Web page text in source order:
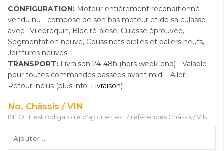
CONFIGURATION: Moteur entièrement reconditionné
vendu nu - composé de son bas moteur et de sa culasse
avec : Vilebrequin, Bloc ré-alésé, Culasse éprouvée,
Segmentation neuve, Coussinets bielles et paliers neufs,
Jointures neuves
TRANSPORT: Livraison 24-48h (hors week-end) - Valable
pour toutes commandes passées avant midi - Aller -
Retour inclus (plus info: Livraison)
No. Châssis / VIN
INFO : Il est obligatoire d'ajouter les 17 références Châssis / VIN